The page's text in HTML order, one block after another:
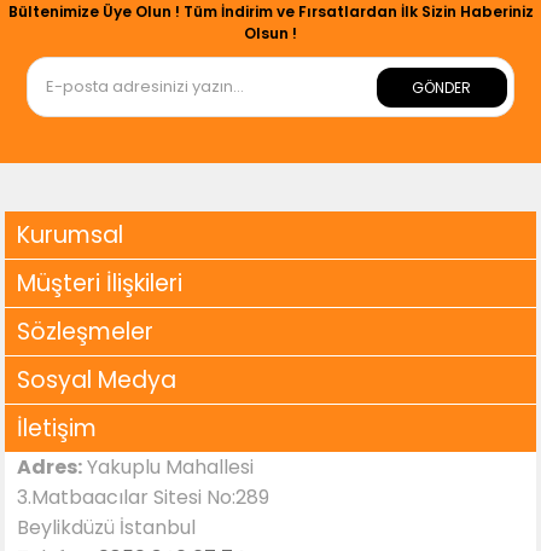
Bültenimize Üye Olun ! Tüm İndirim ve Fırsatlardan İlk Sizin Haberiniz
Olsun !
GÖNDER
Kurumsal
Müşteri İlişkileri
Sözleşmeler
Sosyal Medya
İletişim
Adres:Yakuplu Mahallesi
3.Matbaacılar Sitesi No:289
Beylikdüzü İstanbul